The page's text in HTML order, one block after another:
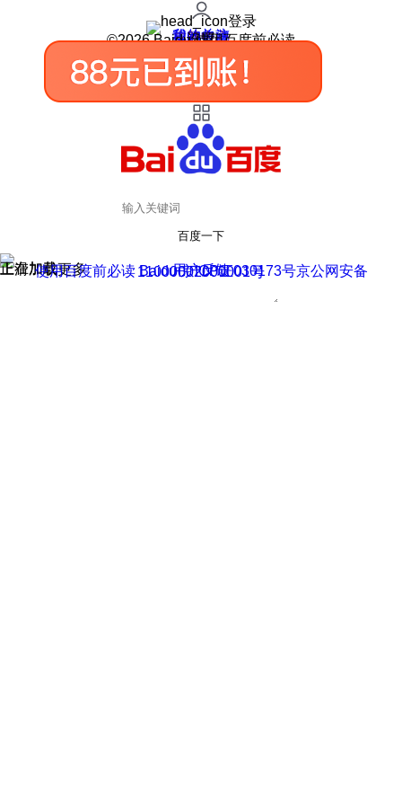
登录
我的关注
我的收藏
皮肤中心
用户反馈
设置
©2026 Baidu 使用百度前必读
百度一下
正在加载
上滑加载更多 用户反馈
使用百度前必读 Baidu 京ICP证030173号
京公网安备11000002000001号